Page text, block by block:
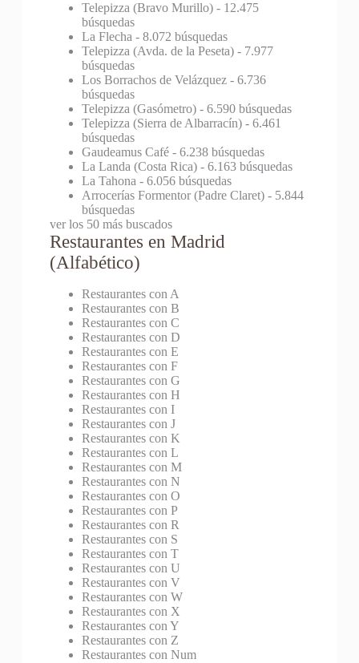
Telepizza (Bravo Murillo)- 12.475
búsquedas
La Flecha - 8.072 búsquedas
Telepizza (Avda. de la Peseta)- 7.977
búsquedas
Los Borrachos de Velázquez- 6.736
búsquedas
Telepizza (Gasómetro)- 6.590 búsquedas
Telepizza (Sierra de Albarracín)- 6.461
búsquedas
Gaudeamus Café- 6.238 búsquedas
La Landa (Costa Rica)- 6.163 búsquedas
La Tahona - 6.056 búsquedas
Arrocerías Formentor (Padre Claret)- 5.844
búsquedas
ver los 50 más buscados
Restaurantes en Madrid
(Alfabético)
Restaurantes con A
Restaurantes con B
Restaurantes con C
Restaurantes con D
Restaurantes con E
Restaurantes con F
Restaurantes con G
Restaurantes con H
Restaurantes con I
Restaurantes con J
Restaurantes con K
Restaurantes con L
Restaurantes con M
Restaurantes con N
Restaurantes con O
Restaurantes con P
Restaurantes con R
Restaurantes con S
Restaurantes con T
Restaurantes con U
Restaurantes con V
Restaurantes con W
Restaurantes con X
Restaurantes con Y
Restaurantes con Z
Restaurantes con Num